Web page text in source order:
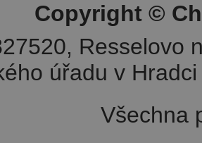
Copyright ©
Resselovo
úřadu v
Všechna